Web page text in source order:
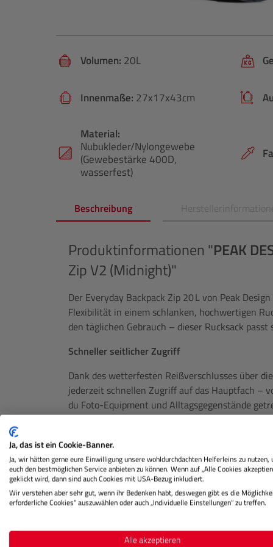
Volumen: 20L
Innenmaße: 27x17x43cm
Material:
Nubukleder/Nylongewebe
(Gewebestärke 400D,
wasserfest)
Beschreibung
Produktinformationen "PEAK
Zip V2 (Midnight)"
Der Everyday Backpack Zip 20 L von Peak
Flexibilität in einem schlanken, hochwertigen
den täglichen Gebrauch – dieser Rucksack
Schneller seitlicher Zugriff
Dank des wetterfesten Reißverschlusses über
jederzeit schnellen Zugriff auf das Hauptfach –
du Foto-Equipment und Alltagsgegenstände
voneinander erreichen. Die ergonomischen
Individuell anpassbares Hauptfach
Die beiden FlexFold-Teiler machen das
deine Kameraausrüstung an – von spiegellosen
oder nutze ihn gleichzeitig für alltägliche
ausklappen oder komplett entfernen und bieten
Organisationsmöglichkeiten.
Ja, das ist ein Cookie-Banner.
Ja, wir hätten gerne eure Einwilligung unsere wohldurchdachten Helferleins zu nutzen,
euch den bestmöglichen Service anbieten zu können. Wenn auf „Alle Cookies
geklickt wird, dann sind auch Cookies mit USA-Bezug inkludiert.
Wir verstehen aber sehr gut, wenn ihr Bedenken habt, deswegen gibt es die
erforderliche Cookies“ auszuwählen oder auch „Individuelle Einstellungen“ zu treffen.
Alle akzeptieren